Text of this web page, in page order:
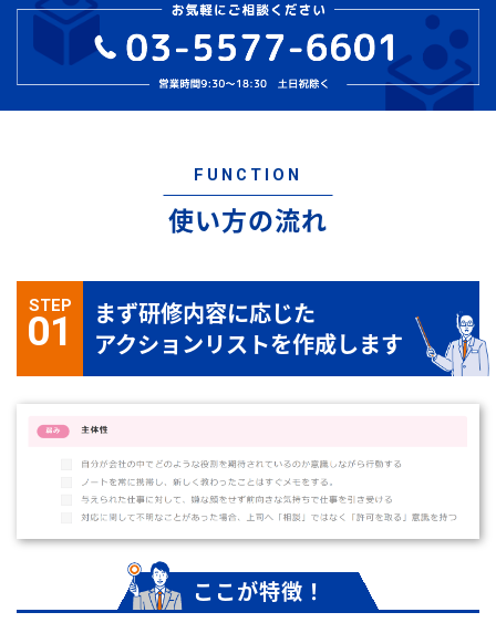
FUNCTION
使い方の流れ
STEP
01
まず研修内容に応じた
アクションリストを作成します
ここが特徴！